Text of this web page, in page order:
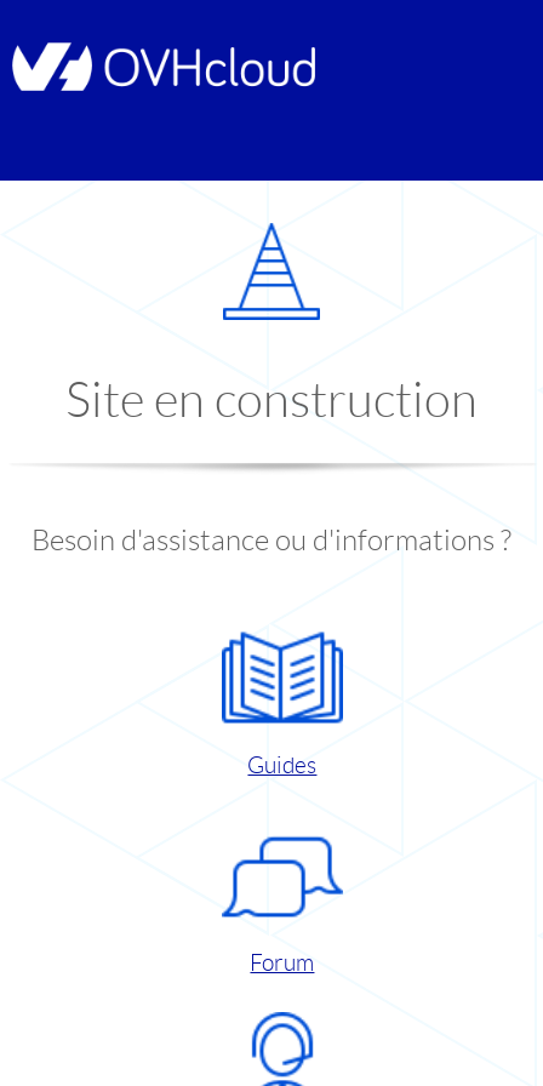
Site en construction
Besoin d'assistance ou d'informations ?
Guides
Forum